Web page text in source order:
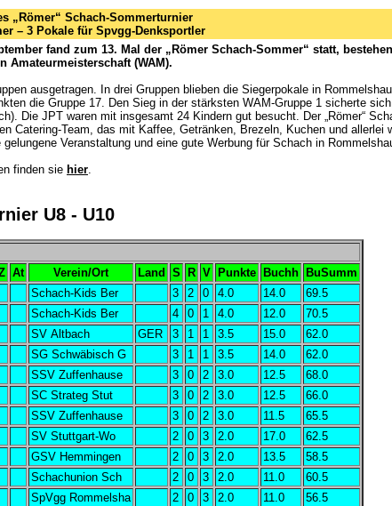
„Römer“ Schach-Sommerturnier
– 3 Pokale für Spvgg-Denksportler
fand zum 13. Mal der „Römer Schach-Sommer“ statt,
Amateurmeisterschaft (WAM).
ausgetragen. In drei Gruppen blieben die Siegerpokale in
die Gruppe 17. Den Sieg in der stärksten WAM-Gruppe 1 sicherte
Die JPT waren mit insgesamt 24 Kindern gut besucht. Der „Römer“
Catering-Team, das mit Kaffee, Getränken, Brezeln, Kuchen und
Veranstaltung und eine gute Werbung für Schach in
finden sie hier.
U8 - U10
At Verein/Ort Land S R V Punkte Buchh
BuSumm
Schach-Kids Ber 3 2 0 4.0 14.0
69.5
Schach-Kids Ber 4 0 1 4.0 12.0
70.5
SV Altbach GER 3 1 1 3.5 15.0
62.0
SG Schwäbisch G 3 1 1 3.5 14.0
62.0
SSV Zuffenhause 3 0 2 3.0 12.5
68.0
SC Strateg Stut 3 0 2 3.0 12.5
66.0
SSV Zuffenhause 3 0 2 3.0 11.5
65.5
SV Stuttgart-Wo 2 0 3 2.0 17.0
62.5
GSV Hemmingen 2 0 3 2.0 13.5
58.5
Schachunion Sch 2 0 3 2.0 11.0
60.5
SpVgg Rommelsha 2 0 3 2.0 11.0
56.5